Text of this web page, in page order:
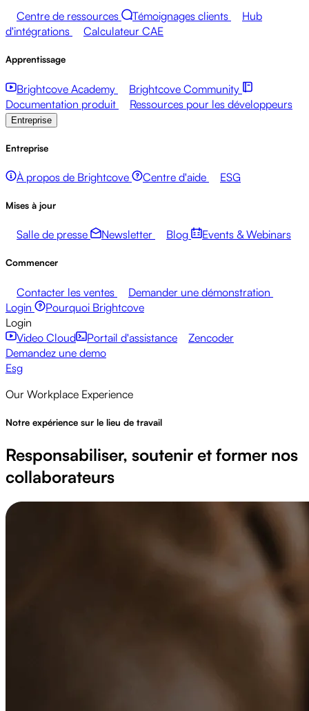
Centre de ressources Témoignages clients
Hub
d'intégrations
Calculateur CAE
Apprentissage
Brightcove Academy
Brightcove Community
Documentation produit
Ressources pour les développeurs
Entreprise
Entreprise
À propos de Brightcove Centre d'aide ESG
Mises à jour
Salle de presse Newsletter Blog Events & Webinars
Commencer
Contacter les ventes
Demander une démonstration
Login
Pourquoi Brightcove
Login
Video Cloud
Portail d'assistance
Zencoder
Demandez une demo
Esg
Our Workplace Experience
Notre expérience sur le lieu de travail
Responsabiliser, soutenir et former nos
collaborateurs